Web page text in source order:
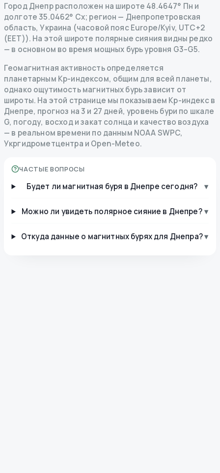
Город Днепр расположен на широте 48.4647° Пн и
долготе 35.0462° Сх; регион — Днепропетровская
область, Украина (часовой пояс Europe/Kyiv, UTC+2
(EET)). На этой широте полярные сияния видны редко
— в основном во время мощных бурь уровня G3–G5.
Геомагнитная активность определяется
планетарным Kp-индексом, общим для всей планеты,
однако ощутимость магнитных бурь зависит от
широты. На этой странице мы показываем Kp-индекс в
Днепре, прогноз на 3 и 27 дней, уровень бури по шкале
G, погоду, восход и закат солнца и качество воздуха
— в реальном времени по данным NOAA SWPC,
Укргидрометцентра и Open-Meteo.
ЧАСТЫЕ ВОПРОСЫ
Будет ли магнитная буря в Днепре сегодня? ▾
Можно ли увидеть полярное сияние в Днепре? ▾
Откуда данные о магнитных бурях для Днепра?▾